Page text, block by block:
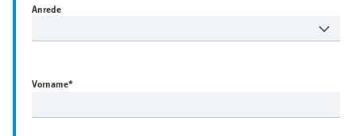
Anrede
Vorname*